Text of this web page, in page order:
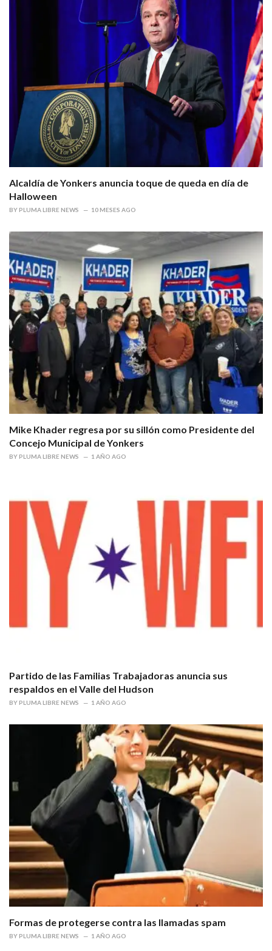
Alcaldía de Yonkers anuncia toque de queda en día de
Halloween
BY PLUMA LIBRE NEWS 10 MESES AGO
Mike Khader regresa por su sillón como Presidente del
Concejo Municipal de Yonkers
BY PLUMA LIBRE NEWS 1 AÑO AGO
Partido de las Familias Trabajadoras anuncia sus
respaldos en el Valle del Hudson
BY PLUMA LIBRE NEWS 1 AÑO AGO
Formas de protegerse contra las llamadas spam
BY PLUMA LIBRE NEWS 1 AÑO AGO